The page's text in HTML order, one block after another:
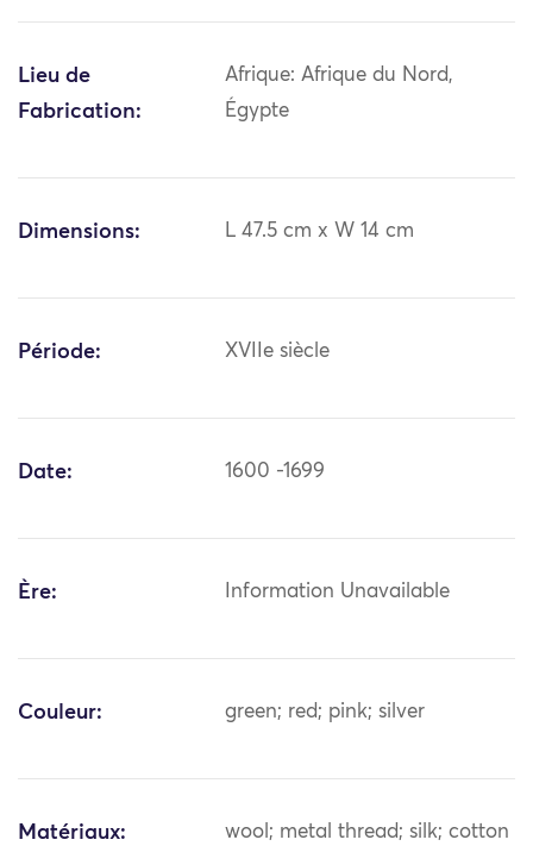
Lieu de
Fabrication:
Afrique: Afrique du Nord,
Égypte
Dimensions: L 47.5 cm x W 14 cm
Période: XVIIe siècle
Date: 1600 -1699
Ère: Information Unavailable
Couleur: green; red; pink; silver
Matériaux: wool; metal thread; silk; cotton